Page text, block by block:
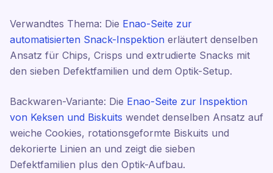
Verwandtes Thema: Die Enao-Seite zur
automatisierten Snack-Inspektion erläutert denselben
Ansatz für Chips, Crisps und extrudierte Snacks mit
den sieben Defektfamilien und dem Optik-Setup.
Backwaren-Variante: Die Enao-Seite zur Inspektion
von Keksen und Biskuits wendet denselben Ansatz auf
weiche Cookies, rotationsgeformte Biskuits und
dekorierte Linien an und zeigt die sieben
Defektfamilien plus den Optik-Aufbau.